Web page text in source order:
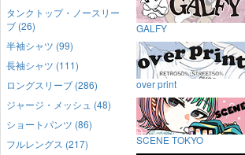
タンクトップ・ノースリー
ブ (26)
半袖シャツ (99)
長袖シャツ (111)
ロングスリーブ (286)
ジャージ・メッシュ (48)
ショートパンツ (86)
フルレングス (217)
GALFY
over print
SCENE TOKYO